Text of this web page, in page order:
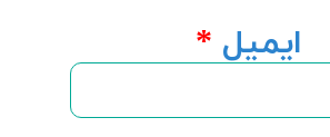
ایمیل *